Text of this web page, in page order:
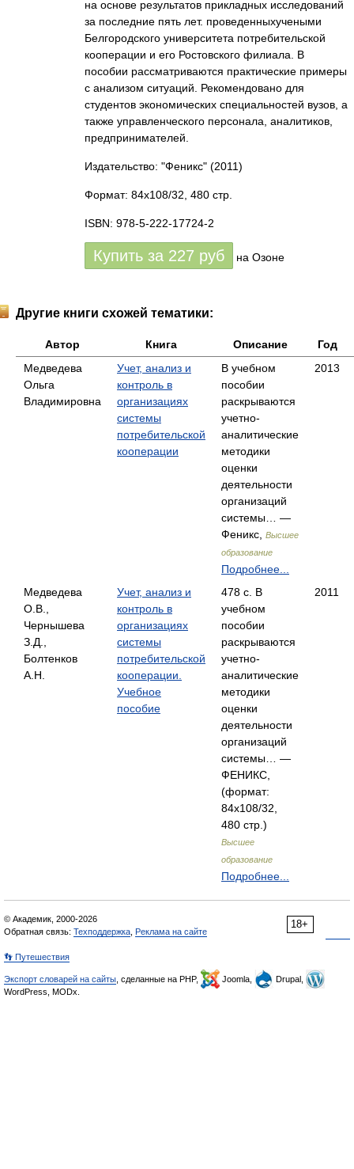
на основе результатов прикладных исследований
за последние пять лет. проведенныхучеными
Белгородского университета потребительской
кооперации и его Ростовского филиала. В
пособии рассматриваются практические примеры
с анализом ситуаций. Рекомендовано для
студентов экономических специальностей вузов, а
также управленческого персонала, аналитиков,
предпринимателей.
Издательство: "Феникс" (2011)
Формат: 84x108/32, 480 стр.
ISBN: 978-5-222-17724-2
Купить за 227 руб на Озоне
Другие книги схожей тематики:
Автор Книга Описание
Год
Медведева
Ольга
Владимировна
Учет, анализ и
контроль в
организациях
системы
потребительской
кооперации
В учебном
пособии
раскрываются
учетно-
аналитические
методики
оценки
деятельности
организаций
системы… —
Феникс,
Высшее
образование
Подробнее...
2013
Медведева
О.В.,
Чернышева
З.Д.,
Болтенков
А.Н.
Учет, анализ и
контроль в
организациях
системы
потребительской
кооперации.
Учебное
пособие
478 с. В
учебном
пособии
раскрываются
учетно-
аналитические
методики
оценки
деятельности
организаций
системы… —
ФЕНИКС,
(формат:
84x108/32,
480 стр.)
Высшее
образование
Подробнее...
2011
18+
© Академик, 2000-2026
Обратная связь: Техподдержка Реклама на сайте
👣 Путешествия
Экспорт словарей на сайты , сделанные на PHP, Joomla,
Drupal,
WordPress, MODx.